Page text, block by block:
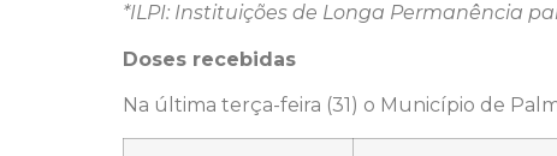
*ILPI: Instituições de Longa Permanência
Doses recebidas
Na última terça-feira (31) o Município de